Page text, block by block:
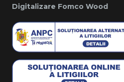
Digitalizare Fomco Wood